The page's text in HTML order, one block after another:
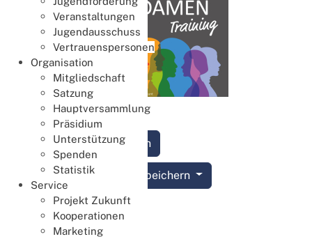
Veranstaltungen
Jugendausschuss
Vertrauenspersonen
Organisation
Mitgliedschaft
Satzung
Hauptversammlung
Präsidium
Unterstützung
Spenden
Statistik
Service
Projekt Zukunft
Kooperationen
Marketing
Anmelden
Termin speichern
Details